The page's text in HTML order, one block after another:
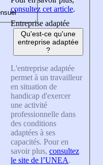
consultez cet article.
Entreprise adaptée
Qu'est-ce qu'une
entreprise adaptée
?
L'entreprise adaptée
permet à un travailleur
en situation de
handicap d'exercer
une activité
professionnelle dans
des conditions
adaptées à ses
capacités. Pour en
savoir plus, consultez
le site de l’UNEA.